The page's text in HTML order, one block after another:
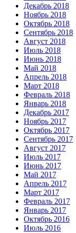
Декабрь 2018
Ноябрь 2018
Октябрь 2018
Сентябрь 2018
Август 2018
Июль 2018
Июнь 2018
Май 2018
Апрель 2018
Март 2018
Февраль 2018
Январь 2018
Декабрь 2017
Ноябрь 2017
Октябрь 2017
Сентябрь 2017
Август 2017
Июль 2017
Июнь 2017
Май 2017
Апрель 2017
Март 2017
Февраль 2017
Январь 2017
Октябрь 2016
Июль 2016